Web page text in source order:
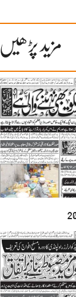
مزید پڑھیں